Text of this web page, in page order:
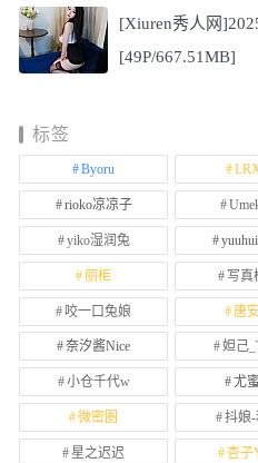
[Xiuren秀人网
[49P/667.51MB]
标签
Byoru
rioko凉凉子
yiko湿润兔
丽柜 写真
咬一口兔娘 唐
奈汐酱Nice 妲己
小仓千代w 尤
微密圈 抖娘
星之迟迟 杏子